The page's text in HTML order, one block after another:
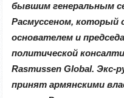
бывшим генеральным
Расмуссеном, который
основателем и
политической
Rasmussen Global.
принят армянскими